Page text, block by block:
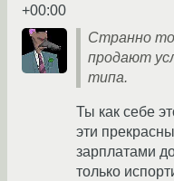
+00:00
Странно
продают
типа.
Ты как себе
эти
зарплатами
только